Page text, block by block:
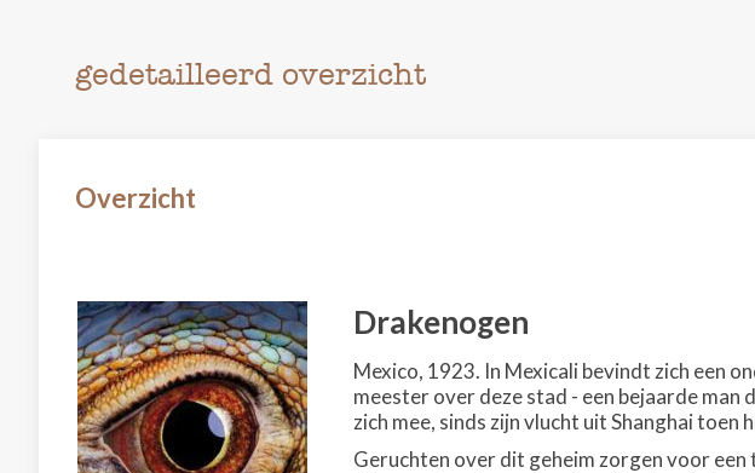
gedetailleerd overzicht
Overzicht
Drakenogen
Mexico, 1923. In Mexicali bevindt zich een
meester over deze stad - een bejaarde man
zich mee, sinds zijn vlucht uit Shanghai toen
Geruchten over dit geheim zorgen voor